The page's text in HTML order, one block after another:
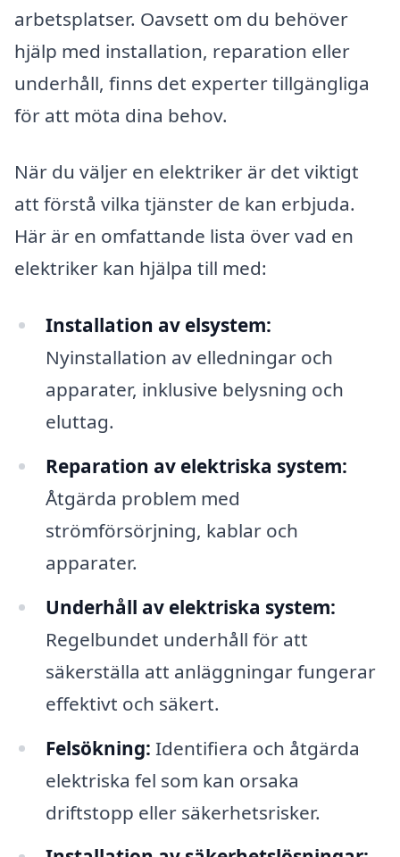
arbetsplatser. Oavsett om du behöver
hjälp med installation, reparation eller
underhåll, finns det experter tillgängliga
för att möta dina behov.
När du väljer en elektriker är det viktigt
att förstå vilka tjänster de kan erbjuda.
Här är en omfattande lista över vad en
elektriker kan hjälpa till med:
Installation av elsystem:
Nyinstallation av elledningar och
apparater, inklusive belysning och
eluttag.
Reparation av elektriska system:
Åtgärda problem med
strömförsörjning, kablar och
apparater.
Underhåll av elektriska system:
Regelbundet underhåll för att
säkerställa att anläggningar fungerar
effektivt och säkert.
Felsökning: Identifiera och åtgärda
elektriska fel som kan orsaka
driftstopp eller säkerhetsrisker.